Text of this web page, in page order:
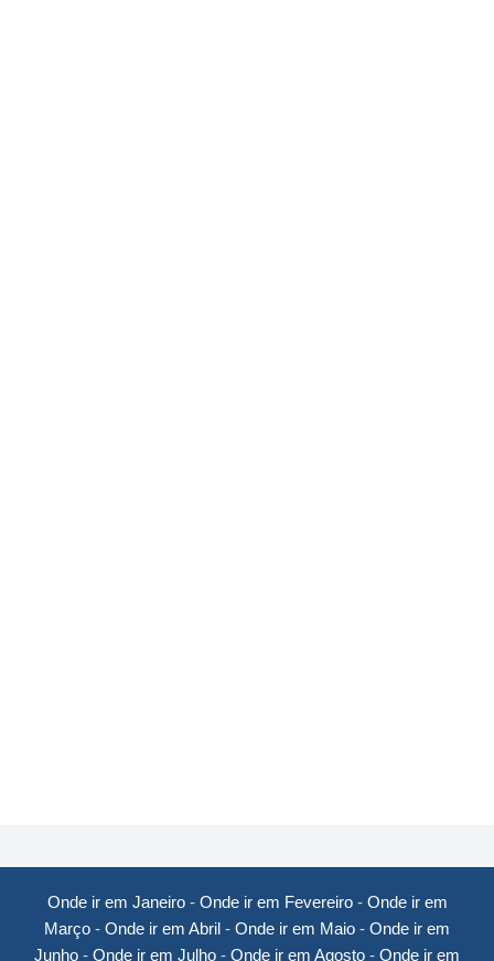
Onde ir em Janeiro- Onde ir em Fevereiro- Onde ir em
Março - Onde ir em Abril - Onde ir em Maio - Onde ir em
Junho - Onde ir em Julho - Onde ir em Agosto - Onde ir em